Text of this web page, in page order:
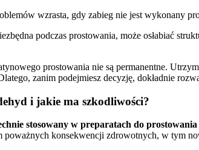
wzrasta, gdy zabieg nie jest wykonany
podczas prostowania, może osłabiać
prostowania nie są permanentne.
zanim podejmiesz decyzję, dokładnie
i jakie ma szkodliwości?
stosowany w preparatach do
poważnych konsekwencji zdrowotnych, w tym